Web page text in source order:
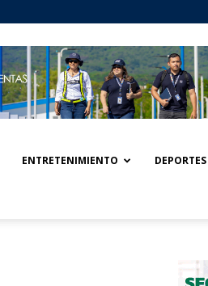
ENTRETENIMIENTO DEPORTES